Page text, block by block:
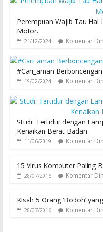
Perempuan Wajib Tau Hal
Motor.
21/12/2024 Komentar
#Cari_aman
19/02/2024 Komentar
Studi: Tertidur dengan
Kenaikan Berat Badan
11/06/2019 Komentar
15 Virus Komputer Paling
28/07/2016 Komentar
Kisah 5 Orang ‘Bodoh’
28/07/2016 Komentar